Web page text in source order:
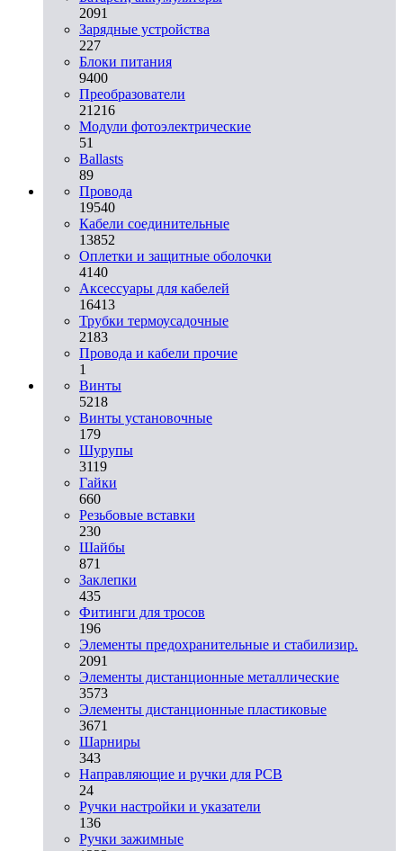
2091
Зарядные устройства
227
Блоки питания
9400
Преобразователи
21216
Модули фотоэлектрические
51
Ballasts
89
Провода
19540
Кабели соединительные
13852
Оплетки и защитные оболочки
4140
Аксессуары для кабелей
16413
Трубки термоусадочные
2183
Провода и кабели прочие
1
Винты
5218
Винты установочные
179
Шурупы
3119
Гайки
660
Резьбовые вставки
230
Шайбы
871
Заклепки
435
Фитинги для тросов
196
Элементы предохранительные и стабилизир.
2091
Элементы дистанционные металлические
3573
Элементы дистанционные пластиковые
3671
Шарниры
343
Направляющие и ручки для PCB
24
Ручки настройки и указатели
136
Ручки зажимные